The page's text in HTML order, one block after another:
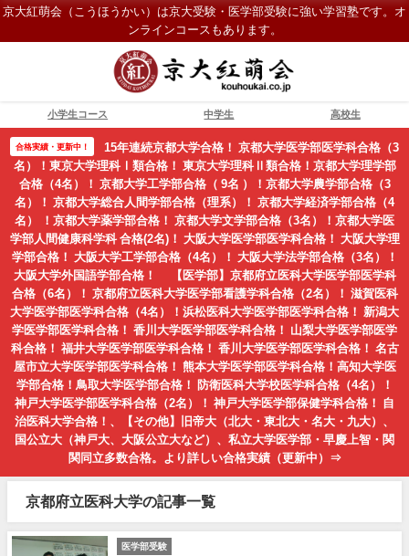
京大紅萌会（こうほうかい）は京大受験・医学部受験に強い学習塾です。オ
ンラインコースもあります。
小学生コース 中学生 高校生
合格実績・更新中！
15年連続京都大学合格！ 京都大学医学部医学科合格（3
名）！東京大学理科Ⅰ類合格！ 東京大学理科Ⅱ類合格！京都大学理学部
合格（4名）！ 京都大学工学部合格（ 9名 ）！京都大学農学部合格（3
名）！ 京都大学総合人間学部合格（理系）！ 京都大学経済学部合格（4
名） ！京都大学薬学部合格！ 京都大学文学部合格（3名）！京都大学医
学部人間健康科学科 合格(2名)！ 大阪大学医学部医学科合格！ 大阪大学理
学部合格！ 大阪大学工学部合格（4名）！ 大阪大学法学部合格（3名）！
大阪大学外国語学部合格！ 【医学部】京都府立医科大学医学部医学科
合格（6名）！ 京都府立医科大学医学部看護学科合格（2名）！ 滋賀医科
大学医学部医学科合格（4名）！浜松医科大学医学部医学科合格！ 新潟大
学医学部医学科合格！ 香川大学医学部医学科合格！ 山梨大学医学部医学
科合格！ 福井大学医学部医学科合格！ 香川大学医学部医学科合格！ 名古
屋市立大学医学部医学科合格！ 熊本大学医学部医学科合格！高知大学医
学部合格！鳥取大学医学部合格！ 防衛医科大学校医学科合格（4名）！
神戸大学医学部医学科合格（2名）！ 神戸大学医学部保健学科合格！ 自
治医科大学合格！、【その他】旧帝大（北大・東北大・名大・九大）、
国公立大（神戸大、大阪公立大など）、私立大学医学部・早慶上智・関
関同立多数合格。より詳しい合格実績（更新中）⇒
京都府立医科大学の記事一覧
医学部受験